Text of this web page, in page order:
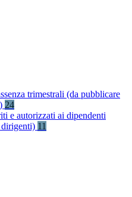
trimestrali (da pubblicare
24
e autorizzati ai dipendenti
11